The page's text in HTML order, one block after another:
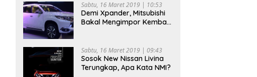
Sabtu, 16 Maret 2019 | 10:53
Demi Xpander, Mitsubishi
Bakal Mengimpor Kembali
Sabtu, 16 Maret 2019 | 09:43
Sosok New Nissan Livina
Terungkap, Apa Kata NMI?